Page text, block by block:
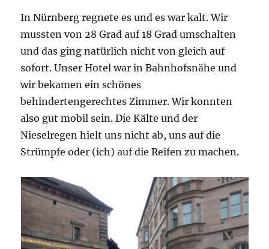
In Nürnberg regnete es und es war kalt. Wir
mussten von 28 Grad auf 18 Grad umschalten
und das ging natürlich nicht von gleich auf
sofort. Unser Hotel war in Bahnhofsnähe und
wir bekamen ein schönes
behindertengerechtes Zimmer. Wir konnten
also gut mobil sein. Die Kälte und der
Nieselregen hielt uns nicht ab, uns auf die
Strümpfe oder (ich) auf die Reifen zu machen.